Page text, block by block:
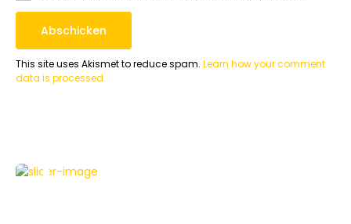
This site uses Akismet to reduce spam. Learn how your comment
data is processed.
NEWS